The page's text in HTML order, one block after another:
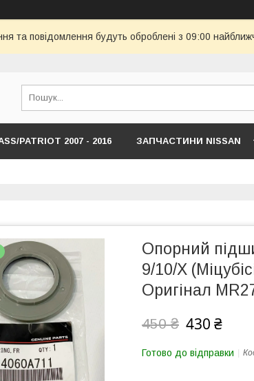
та повідомлення будуть оброблені з 09:00
PATRIOT 2007 - 2016 ЗАПЧАСТИНИ NISSAN
Опорний
9/10/X
Оригінал
450 ₴ 430 ₴
Готово до відправки